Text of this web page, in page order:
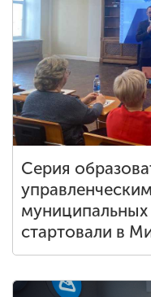
Приемная
комиссия
+7 (831) 262-26-
Серия
муниципальных
стартовали в